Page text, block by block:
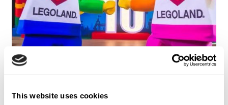
This website uses cookies